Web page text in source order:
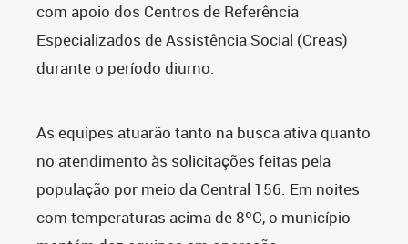
com apoio dos Centros de Referência
Especializados de Assistência Social (Creas)
durante o período diurno.
As equipes atuarão tanto na busca ativa quanto
no atendimento às solicitações feitas pela
população por meio da Central 156. Em noites
com temperaturas acima de 8ºC, o município